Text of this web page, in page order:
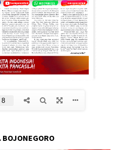
BOJONEGORO